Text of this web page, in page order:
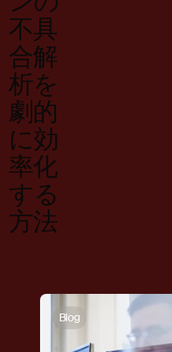
不具
合解
析を
劇的
に効
率化
する
方法
Blog